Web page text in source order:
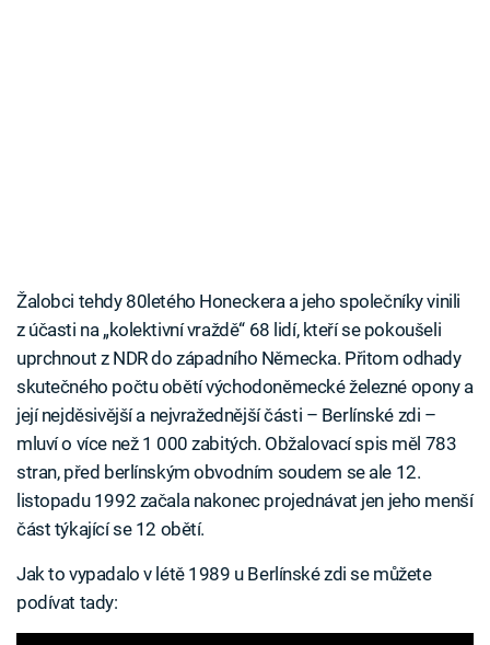
Žalobci tehdy 80letého Honeckera a jeho společníky vinili
z účasti na „kolektivní vraždě“ 68 lidí, kteří se pokoušeli
uprchnout z NDR do západního Německa. Přitom odhady
skutečného počtu obětí východoněmecké železné opony a
její nejděsivější a nejvražednější části – Berlínské zdi –
mluví o více než 1 000 zabitých. Obžalovací spis měl 783
stran, před berlínským obvodním soudem se ale 12.
listopadu 1992 začala nakonec projednávat jen jeho menší
část týkající se 12 obětí.
Jak to vypadalo v létě 1989 u Berlínské zdi se můžete
podívat tady: